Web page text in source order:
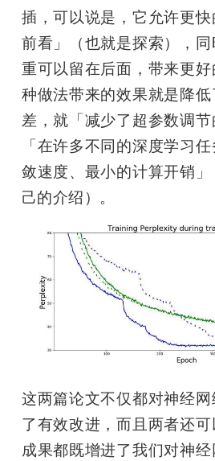
插，可以说是，它允许更
前看」（也就是探索），
重可以留在后面，带来更
种做法带来的效果就是降
差，就「减少了超参数调
「在许多不同的深度学习
敛速度、最小的计算开销
己的介绍）。
这两篇论文不仅都对神经
了有效改进，而且两者还
成果都既增进了我们对神